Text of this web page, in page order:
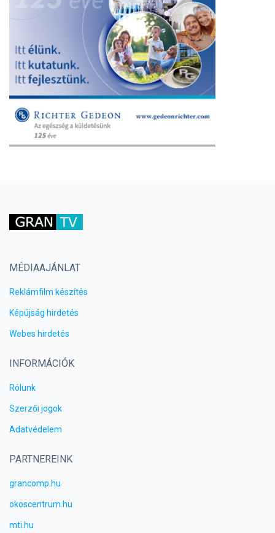
MÉDIAAJÁNLAT
Reklámfilm készítés
Képújság hirdetés
Webes hirdetés
INFORMÁCIÓK
Rólunk
Szerzői jogok
Adatvédelem
PARTNEREINK
grancomp.hu
okoscentrum.hu
mti.hu